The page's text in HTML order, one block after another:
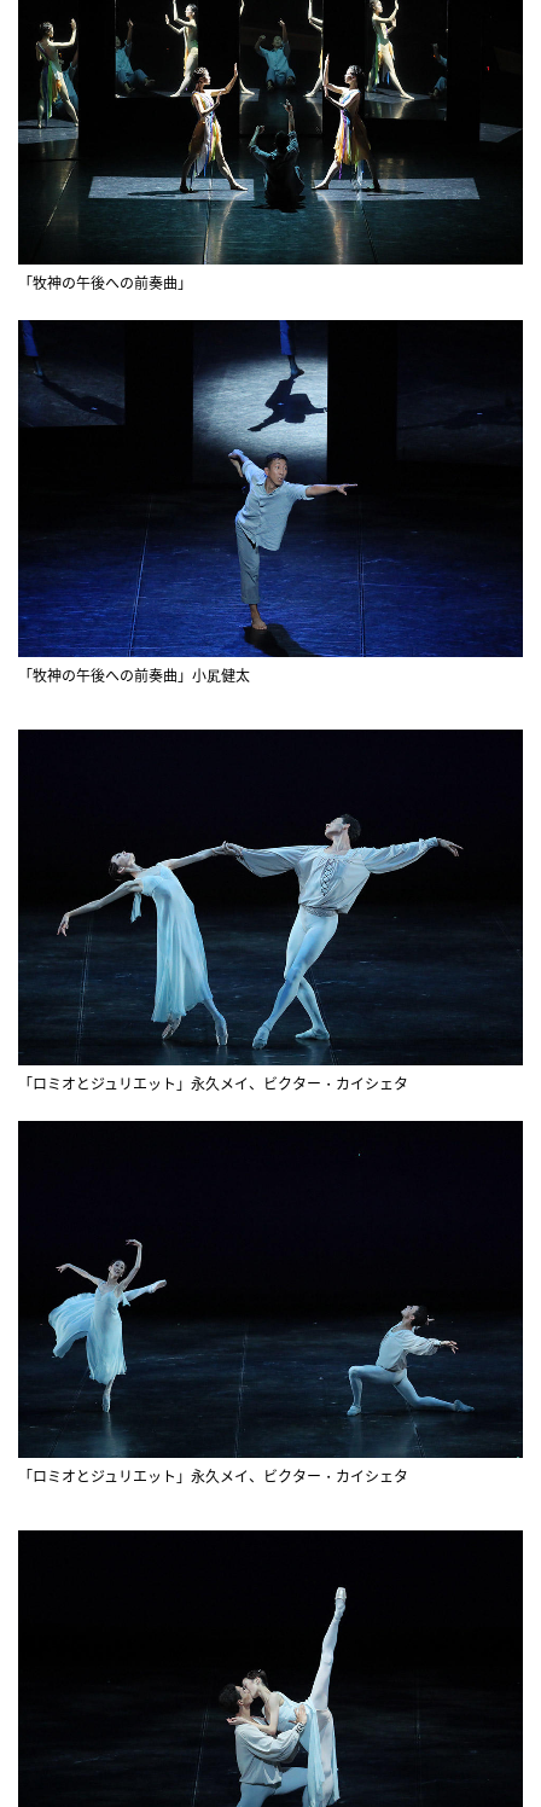
「牧神の午後への前奏曲」
「牧神の午後への前奏曲」小㞍健太
「ロミオとジュリエット」永久メイ、ビクター・カイシェタ
「ロミオとジュリエット」永久メイ、ビクター・カイシェタ